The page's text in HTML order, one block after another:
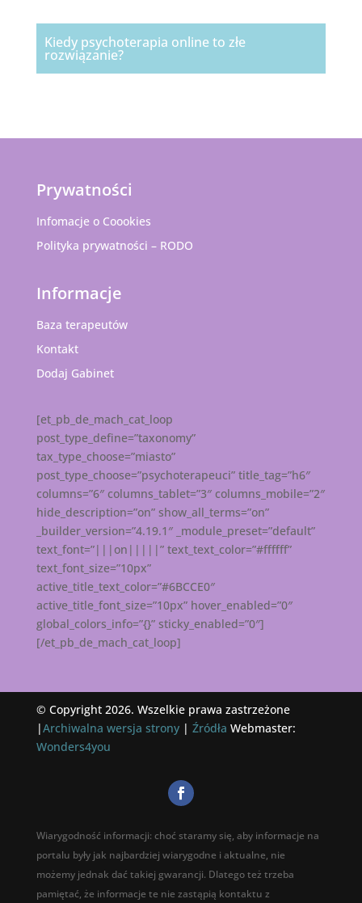
Kiedy psychoterapia online to złe
rozwiązanie?
Prywatności
Infomacje o Coookies
Polityka prywatności – RODO
Informacje
Baza terapeutów
Kontakt
Dodaj Gabinet
[et_pb_de_mach_cat_loop
post_type_define=”taxonomy”
tax_type_choose=”miasto”
post_type_choose=”psychoterapeuci” title_tag=”h6″
columns=”6″ columns_tablet=”3″ columns_mobile=”2″
hide_description=”on” show_all_terms=”on”
_builder_version=”4.19.1″ _module_preset=”default”
text_font=”|||on|||||” text_text_color=”#ffffff”
text_font_size=”10px”
active_title_text_color=”#6BCCE0″
active_title_font_size=”10px” hover_enabled=”0″
global_colors_info=”{}” sticky_enabled=”0″]
[/et_pb_de_mach_cat_loop]
© Copyright 2026. Wszelkie prawa zastrzeżone
|Archiwalna wersja strony| Źródła Webmaster:
Wonders4you
Wiarygodność informacji: choć staramy się, aby informacje na
portalu były jak najbardziej wiarygodne i aktualne, nie
możemy jednak dać takiej gwarancji. Dlatego też trzeba
pamiętać, że informacje te nie zastąpią kontaktu z